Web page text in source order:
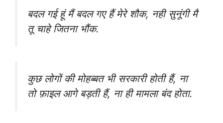
बदल गई हूं मैं बदल गए हैं मेरे शौक, नही सुनूंगी मै
तू चाहे जितना भौंक.
कुछ लोगों की मोहब्बत भी सरकारी होती हैं, ना
तो फ़ाइल आगे बड़ती हैं, ना ही मामला बंद होता.